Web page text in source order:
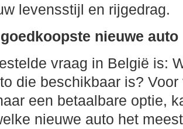
levensstijl en rijgedrag.
nieuwe
vraag in België is:
die beschikbaar is?
een betaalbare optie,
nieuwe auto het